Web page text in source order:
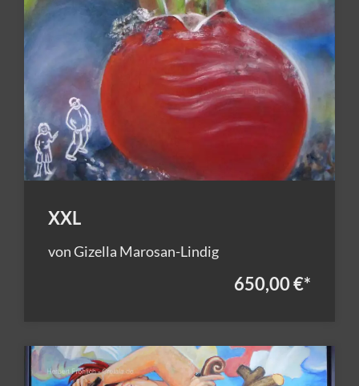
XXL
von Gizella Marosan-Lindig
650,00 €*